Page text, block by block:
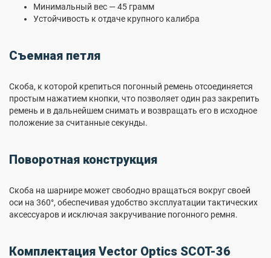
Минимальный вес — 45 грамм
Устойчивость к отдаче крупного калибра
Съемная петля
Скоба, к которой крепиться погонный ремень отсоединяется
простым нажатием кнопки, что позволяет один раз закрепить
ремень и в дальнейшем снимать и возвращать его в исходное
положение за считанные секунды.
Поворотная конструкция
Скоба на шарнире может свободно вращаться вокруг своей
оси на 360°, обеспечивая удобство эксплуатации тактических
аксессуаров и исключая закручивание погонного ремня.
Комплектация Vector Optics SCOT-36